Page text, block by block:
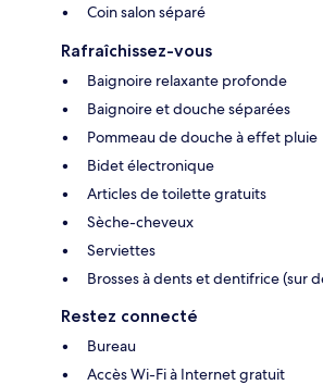
Coin salon séparé
Rafraîchissez-vous
Baignoire relaxante profonde
Baignoire et douche séparées
Pommeau de douche à effet pluie
Bidet électronique
Articles de toilette gratuits
Sèche-cheveux
Serviettes
Brosses à dents et dentifrice (sur
Restez connecté
Bureau
Accès Wi-Fi à Internet gratuit